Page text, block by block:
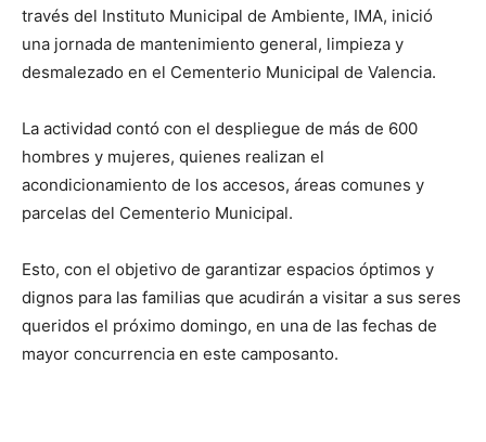
través del Instituto Municipal de Ambiente, IMA, inició
una jornada de mantenimiento general, limpieza y
desmalezado en el Cementerio Municipal de Valencia.
La actividad contó con el despliegue de más de 600
hombres y mujeres, quienes realizan el
acondicionamiento de los accesos, áreas comunes y
parcelas del Cementerio Municipal.
Esto, con el objetivo de garantizar espacios óptimos y
dignos para las familias que acudirán a visitar a sus seres
queridos el próximo domingo, en una de las fechas de
mayor concurrencia en este camposanto.